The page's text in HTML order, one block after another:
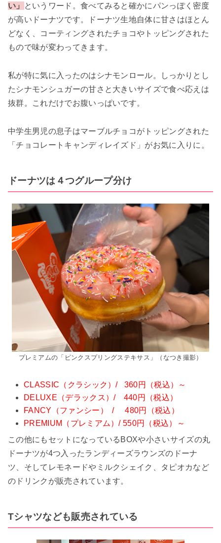
い」
というワード。食べてみると確かにパンっぽく密度
が高いドーナツです。ドーナツ生地自体に甘さはほとん
どなく、コーティングされたチョコやトッピングされた
もので味が変わってきます。
私が特に気に入ったのはシナモンロール。しっかりとし
たシナモンシュガーの甘さと大きいサイズで食べ応えは
抜群。これだけでお腹いっぱいです。
中学生男児の息子はマーブルチョコがトッピングされた
「チョコレートキャンディレイズド」がお気に入りに。
ドーナツは４つグループ分け
プレミアムの「ピンクスプリングステキサス」（なつき撮影）
CLASSIC（クラシック）/ 360円（税込）～
DELUXE（デラックス）/ 440円（税込）
FANCY（ファンシー） / 480円（税込）
PREMIUM（プレミアム）/ 550円（税込）～
この他にもセットになっているBOXや小さいサイズの丸
ドーナツが4つ入ったランディーズラウンズのドーナ
ツ、そしてレモネードやミルクシェイク、タピオカなど
のドリンクが販売されています。
Tシャツなども販売されている